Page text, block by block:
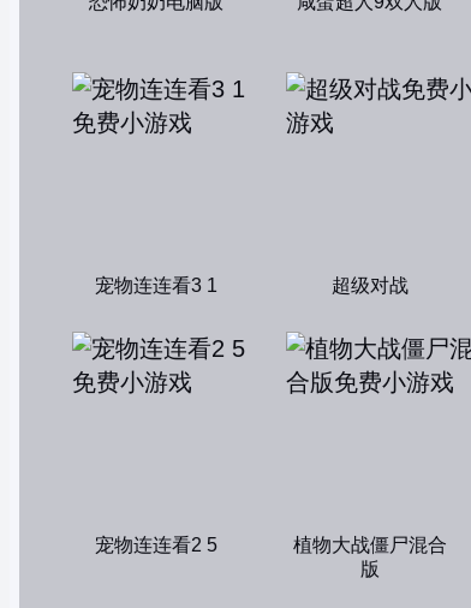
宠物连连看3 1 超级对战
宠物连连看2 5
植物大战僵尸混合
版